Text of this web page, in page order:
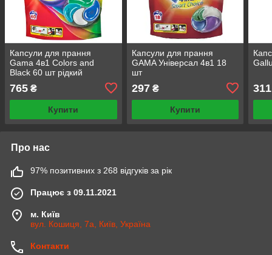
Капсули для прання
Gama 4в1 Colors and
Black 60 шт рідкий
кольорових та чорних
тканин
765 ₴
Купити
Капсули для прання
GAMA Універсал 4в1 18
шт
297₴
Купити
Про нас
97% позитивних з 268 відгуків за рік
Працює з 09.11.2021
м. Київ
вул. Кошиця, 7а, Київ, Україна
Контакти